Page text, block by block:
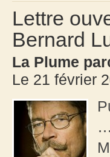
Lettre
Bernard
La Plume
Le 21 février